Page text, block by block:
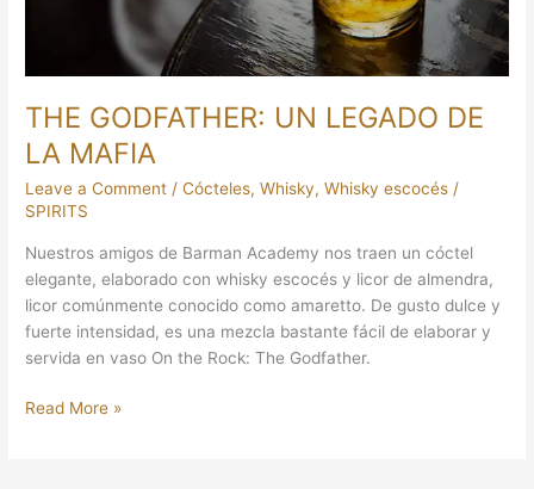
THE GODFATHER: UN LEGADO DE
LA MAFIA
Leave a Comment /Cócteles,Whisky,Whisky escocés /
SPIRITS
Nuestros amigos de Barman Academy nos traen un cóctel
elegante, elaborado con whisky escocés y licor de almendra,
licor comúnmente conocido como amaretto. De gusto dulce y
fuerte intensidad, es una mezcla bastante fácil de elaborar y
servida en vaso On the Rock: The Godfather.
Read More »